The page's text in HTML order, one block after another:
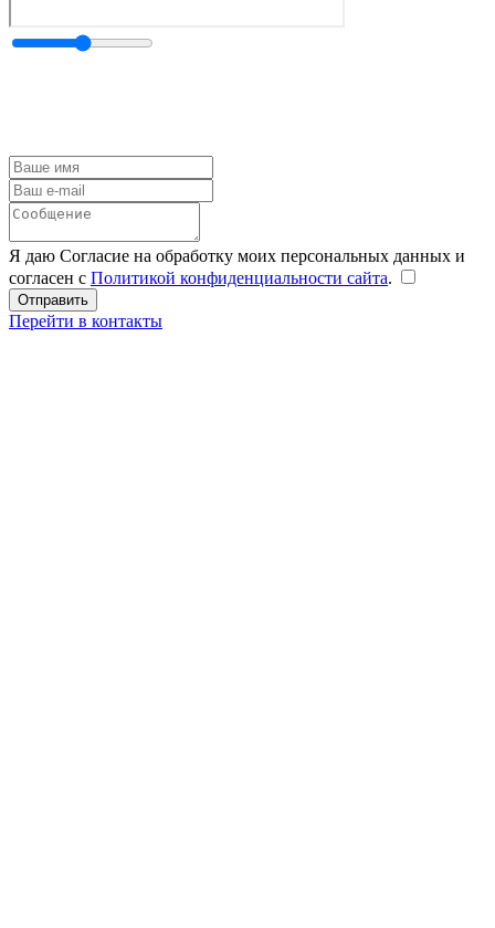
Я даю Согласие на обработку моих персональных данных и
согласен с Политикой конфиденциальности сайта.
Перейти в контакты